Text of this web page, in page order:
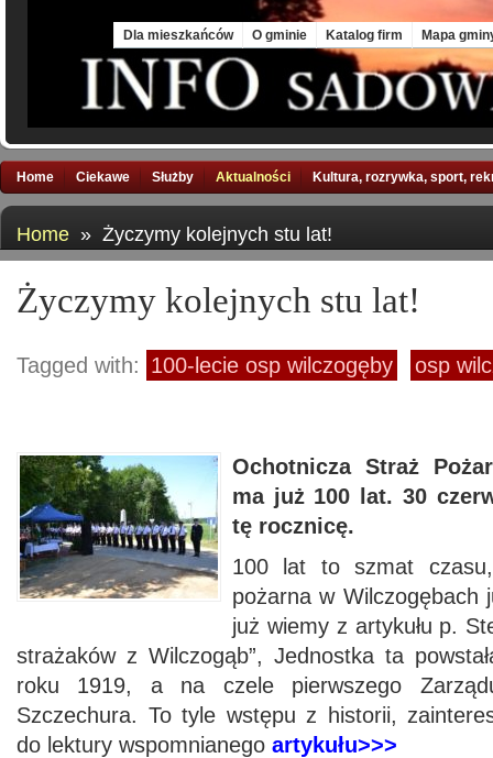
Dla mieszkańców O gminie Katalog firm Mapa
Home Ciekawe Służby Aktualności Kultura, rozrywka, sport,
Home » Życzymy kolejnych stu lat!
Życzymy kolejnych stu lat!
Tagged with: 100-lecie osp wilczogęby osp
Ochotnicza Straż
ma już 100 lat. 30
tę rocznicę.
100 lat to szmat
pożarna w Wilczogębach
już wiemy z artykułu p.
strażaków z Wilczogąb”, Jednostka ta
roku 1919, a na czele pierwszego
Szczechura. To tyle wstępu z historii,
do lektury wspomnianego artykułu>>>